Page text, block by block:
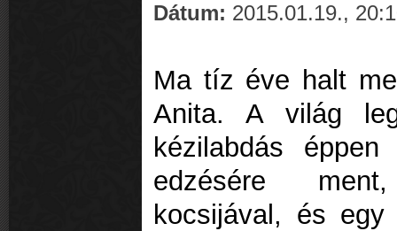
Dátum: 2015.01.19.,
Ma tíz éve halt
Anita. A világ
kézilabdás
edzésére
kocsijával, és